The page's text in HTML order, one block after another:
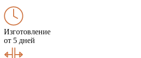
Изготовление
от 5 дней